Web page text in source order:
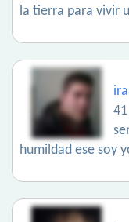
la tierra para vivir
humildad ese soy